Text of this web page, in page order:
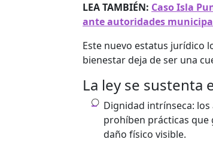
LEA TAMBIÉN: Caso Isla
ante autoridades
Este nuevo estatus jurídico
bienestar deja de ser una
La ley se sustenta
Dignidad intrínseca:
prohíben prácticas
daño físico visible.